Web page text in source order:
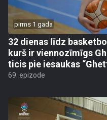
pirms 1 gada
32 dienas līdz
kurš ir viennozīmīgs
ticis pie iesaukas
69. epizode